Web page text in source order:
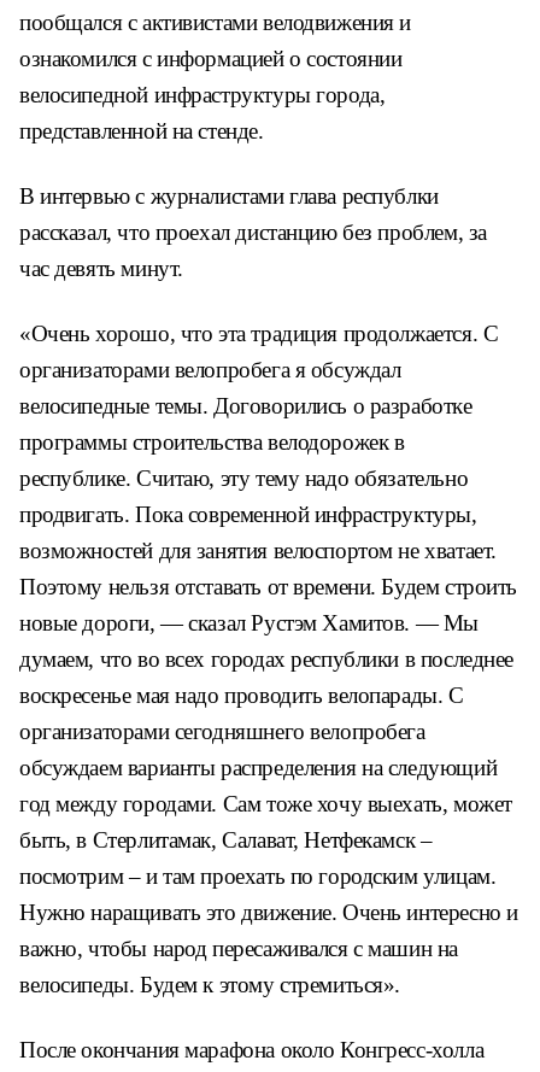
пообщался с активистами велодвижения и
ознакомился с информацией о состоянии
велосипедной инфраструктуры города,
представленной на стенде.
В интервью с журналистами глава республки
рассказал, что проехал дистанцию без проблем, за
час девять минут.
«Очень хорошо, что эта традиция продолжается. С
организаторами велопробега я обсуждал
велосипедные темы. Договорились о разработке
программы строительства велодорожек в
республике. Считаю, эту тему надо обязательно
продвигать. Пока современной инфраструктуры,
возможностей для занятия велоспортом не хватает.
Поэтому нельзя отставать от времени. Будем строить
новые дороги, — сказал Рустэм Хамитов. — Мы
думаем, что во всех городах республики в последнее
воскресенье мая надо проводить велопарады. С
организаторами сегодняшнего велопробега
обсуждаем варианты распределения на следующий
год между городами. Сам тоже хочу выехать, может
быть, в Стерлитамак, Салават, Нетфекамск –
посмотрим – и там проехать по городским улицам.
Нужно наращивать это движение. Очень интересно и
важно, чтобы народ пересаживался с машин на
велосипеды. Будем к этому стремиться».
После окончания марафона около Конгресс-холла